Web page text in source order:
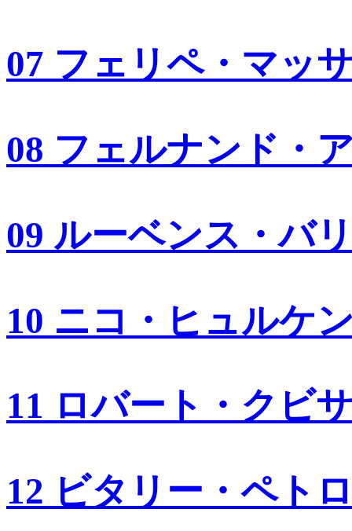
07 フェリペ・マッ
08 フェルナンド・
09 ルーベンス・バ
10 ニコ・ヒュルケ
11 ロバート・クビ
12 ビタリー・ペト